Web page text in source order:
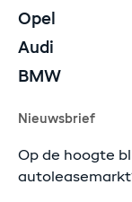
Opel
Audi
BMW
Nieuwsbrief
Op de hoogte